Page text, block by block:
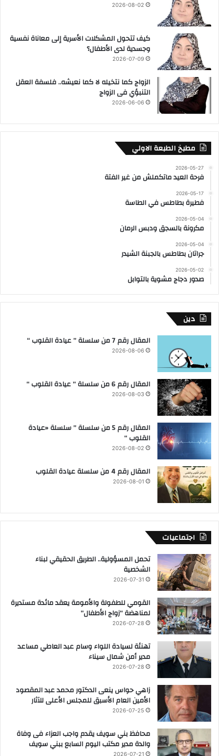
2026-08-02
كيف تتحول المشكلات الأسرية إلى معاناة نفسية
وجسدية لدى الأطفال؟
2026-07-09
الزواج كما نتخيله لا كما نعيشه.. فلسفة العقل
التنبؤي فى الزواج
2026-06-06
مطبخ الطبعة الاولي
2026-05-27
فرحة العيد ماتكملش من غير الفتة
2026-05-17
فطيرة بطاطس في الطاسة
2026-05-04
مكرونة بالسجق ودبس الرمان
2026-05-04
جراتان بطاطس بالجبنة الشيدر
2026-05-02
صدور دجاج مشوية بالتوابل
دين
المقال رقم 7 من سلسلة ” عيادة القلوب “
2026-08-06
المقال رقم 6 من سلسلة ” عيادة القلوب “
2026-08-03
المقال رقم 5 من سلسلة ” سلسلة «عيادة
القلوب “
2026-08-02
المقال رقم 4 من سلسلة عيادة القلوب
2026-08-01
اجتماعيات
تحمل المسؤولية.. الطريق الحقيقي لبناء
الشخصية
2026-07-31
القومي للطفولة والأمومة يعقد مائدة مستديرة
لمناهضة “زواج الأطفال”
2026-07-28
تهنئة لسيادة اللواء وسام عبد العاطي مساعد
مدير أمن شمال سيناء
2026-07-28
زاهي حواس ينعى الدكتور محمد عبد المقصود
الأمين العام الأسبق للمجلس الأعلى للآثار
2026-07-25
محافظ بني سويف يقدم واجب العزاء فى وفاة
والدة مدير مكتب اليوم السابع ببني سويف
2026-07-21